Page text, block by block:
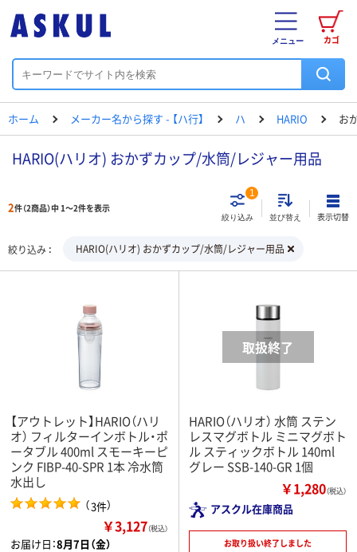
カゴ
メニュー
ホーム メーカー名から探す - 【ハ行】 ハ HARIO お
HARIO(ハリオ) おかずカップ/水筒/レジャー用品
2件（2商品）中 1～2件を表示
絞り込み
1
並び替え 表示切替
絞り込み HARIO(ハリオ) おかずカップ/水筒/レジャー用品
【アウトレット】HARIO（ハリ
オ） フィルターインボトル・ポ
ータブル 400ml スモーキーピ
ンク FIBP-40-SPR 1本 冷水筒
水出し
（3件）
￥3,127（税込）
お届け日：8月7日（金）
HARIO（ハリオ） 水筒 ステン
レスマグボトル ミニマグボト
ル スティックボトル 140ml
グレー SSB-140-GR 1個
￥1,280（税込）
アスクル在庫商品
お取り扱い終了しました